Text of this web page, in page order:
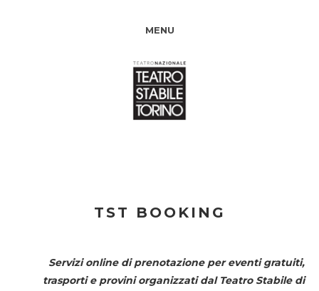
MENU
TST BOOKING
Servizi online di prenotazione per eventi gratuiti,
trasporti e provini organizzati dal Teatro Stabile di